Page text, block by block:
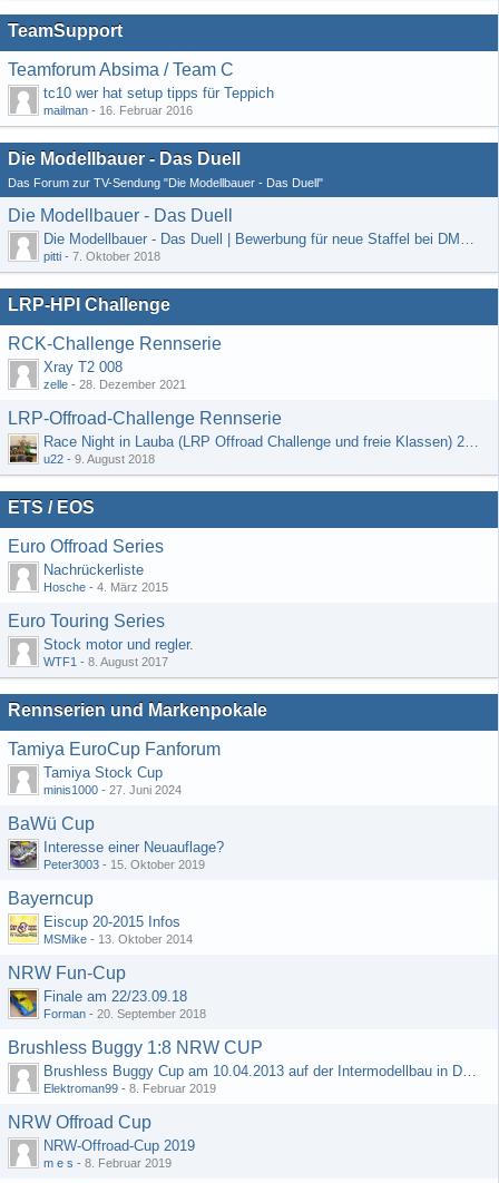
TeamSupport
Teamforum Absima / Team C
tc10 wer hat setup tipps für Teppich
mailman - 16. Februar 2016
Die Modellbauer - Das Duell
Das Forum zur TV-Sendung "Die Modellbauer - Das Duell"
Die Modellbauer - Das Duell
Die Modellbauer - Das Duell | Bewerbung für neue Staffel bei DMAX *Werbung*
pitti - 7. Oktober 2018
LRP-HPI Challenge
RCK-Challenge Rennserie
Xray T2 008
zelle - 28. Dezember 2021
LRP-Offroad-Challenge Rennserie
Race Night in Lauba (LRP Offroad Challenge und freie Klassen) 25/26.08
u22 - 9. August 2018
ETS / EOS
Euro Offroad Series
Nachrückerliste
Hosche - 4. März 2015
Euro Touring Series
Stock motor und regler.
WTF1 - 8. August 2017
Rennserien und Markenpokale
Tamiya EuroCup Fanforum
Tamiya Stock Cup
minis1000 - 27. Juni 2024
BaWü Cup
Interesse einer Neuauflage?
Peter3003 - 15. Oktober 2019
Bayerncup
Eiscup 20-2015 Infos
MSMike - 13. Oktober 2014
NRW Fun-Cup
Finale am 22/23.09.18
Forman - 20. September 2018
Brushless Buggy 1:8 NRW CUP
Brushless Buggy Cup am 10.04.2013 auf der Intermodellbau in Dortmund
Elektroman99 - 8. Februar 2019
NRW Offroad Cup
NRW-Offroad-Cup 2019
m e s - 8. Februar 2019